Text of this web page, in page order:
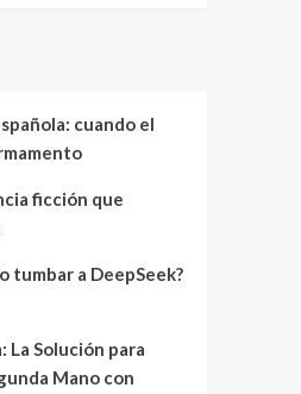
cuando el
ficción que
tumbar a DeepSeek?
La Solución para
Mano con